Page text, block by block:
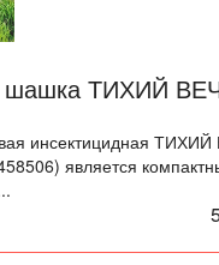
шашка ТИХИЙ
инсектицидная
является